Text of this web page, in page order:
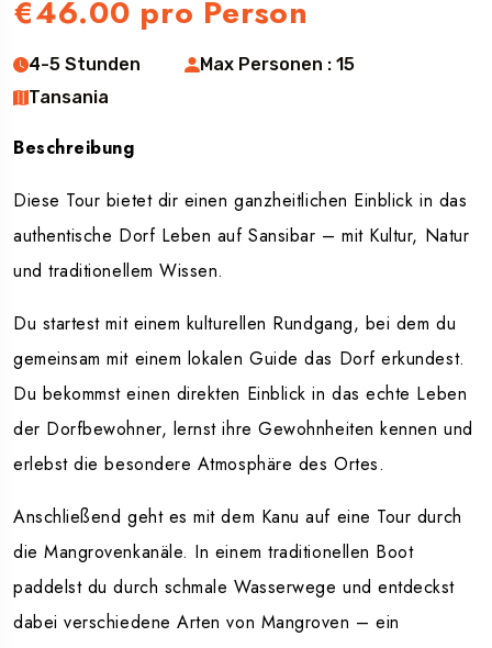
€46.00 pro Person
4-5 Stunden
Max Personen : 15
Tansania
Beschreibung
Diese Tour bietet dir einen ganzheitlichen Einblick in das
authentische Dorf Leben auf Sansibar – mit Kultur, Natur
und traditionellem Wissen.
Du startest mit einem kulturellen Rundgang, bei dem du
gemeinsam mit einem lokalen Guide das Dorf erkundest.
Du bekommst einen direkten Einblick in das echte Leben
der Dorfbewohner, lernst ihre Gewohnheiten kennen und
erlebst die besondere Atmosphäre des Ortes.
Anschließend geht es mit dem Kanu auf eine Tour durch
die Mangrovenkanäle. In einem traditionellen Boot
paddelst du durch schmale Wasserwege und entdeckst
dabei verschiedene Arten von Mangroven – ein